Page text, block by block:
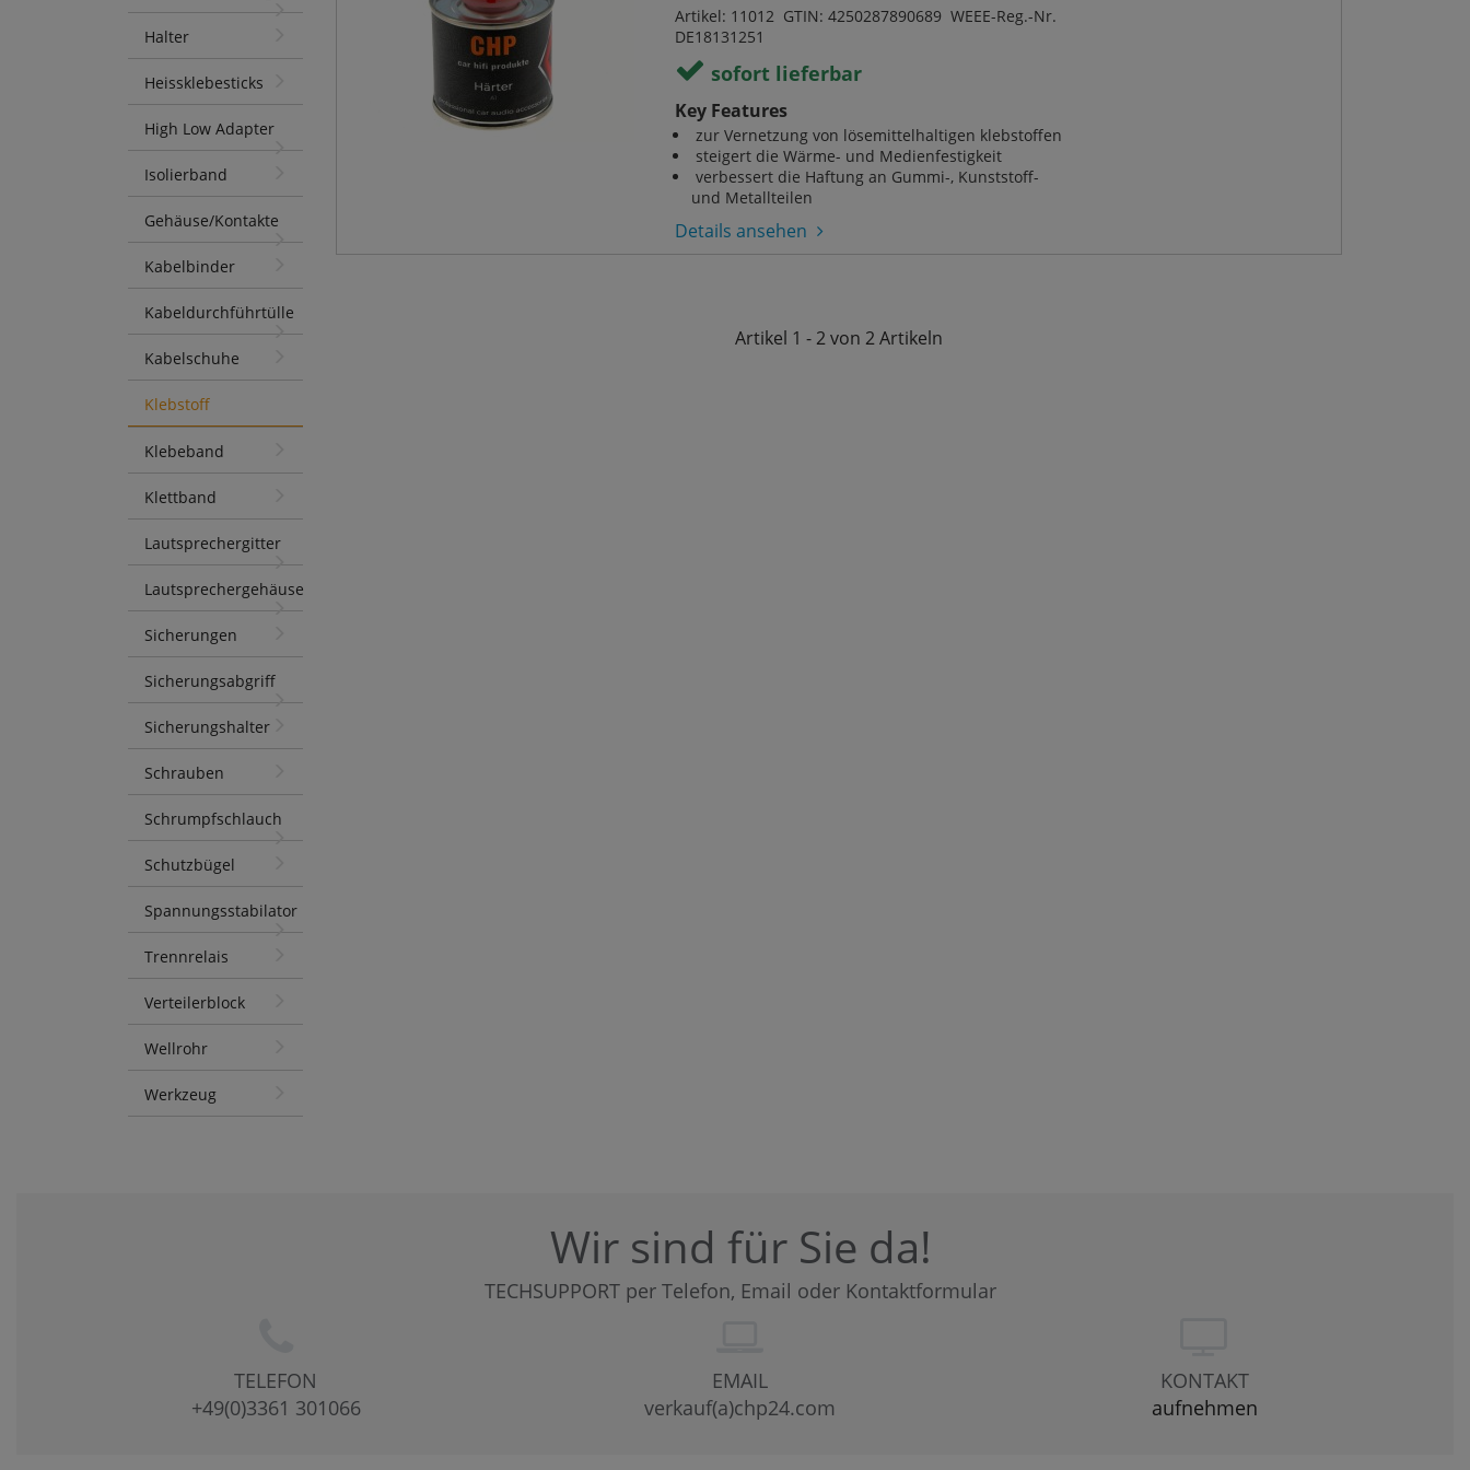
Halter
Heissklebesticks
High Low Adapter
Isolierband
Gehäuse/Kontakte
Kabelbinder
Kabeldurchführtülle
Kabelschuhe
Klebstoff
Klebeband
Klettband
Lautsprechergitter
Lautsprechergehäuse
Sicherungen
Sicherungsabgriff
Sicherungshalter
Schrauben
Schrumpfschlauch
Schutzbügel
Spannungsstabilator
Trennrelais
Verteilerblock
Wellrohr
Werkzeug
Artikel: 11012 GTIN: 4250287890689 WEEE-Reg.-Nr.
DE18131251
sofort lieferbar
Key Features
zur Vernetzung von lösemittelhaltigen klebstoffen
steigert die Wärme- und Medienfestigkeit
verbessert die Haftung an Gummi-, Kunststoff-
und Metallteilen
Details ansehen
Artikel 1 - 2 von 2Artikeln
Wir sind für Sie da!
TECHSUPPORT per Telefon, Email oder Kontaktformular
TELEFON
+49(0)3361 301066
EMAIL
verkauf(a)chp24.com
KONTAKT
aufnehmen